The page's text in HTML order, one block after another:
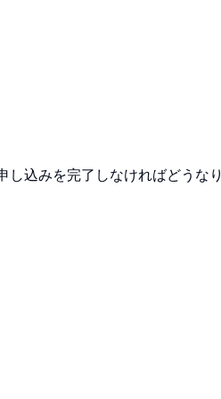
し込みを完了しなければどうな